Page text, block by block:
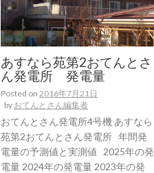
あすなら苑第2おてんとさ
ん発電所 発電量
Posted on 2016年7月21日
by おてんとさん編集者
おてんとさん発電所4号機 あすなら
苑第2おてんとさん発電所 年間発
電量の予測値と実測値 2025年の発
電量 2024年の発電量 2023年の発